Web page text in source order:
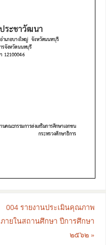
004 รายงานประเมินคุณภาพ
ภายในสถานศึกษา ปีการศึกษา
๒๕๖๒»